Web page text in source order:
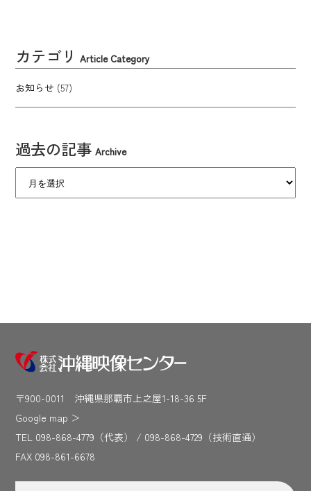
カテゴリ Article Category
お知らせ (57)
過去の記事 Archive
〒900-0011 沖縄県那覇市上之屋1-18-36 5F
Google map ＞
TEL 098-868-4779（代表） / 098-868-4729（技術直通）
FAX 098-861-6678